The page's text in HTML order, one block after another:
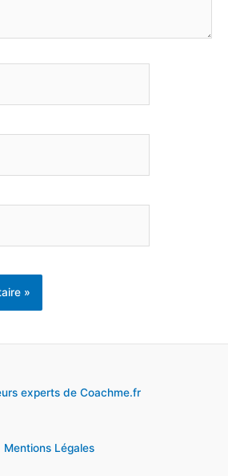
experts de Coachme.fr
Mentions Légales